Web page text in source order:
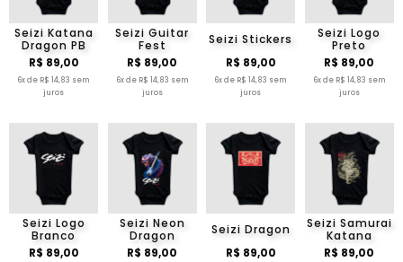
Seizi Katana
Dragon PB
R$ 89,00
6x de R$ 14,83 sem
juros
Seizi Guitar
Fest
R$ 89,00
6x de R$ 14,83 sem
juros
Seizi Stickers
R$ 89,00
6x de R$ 14,83 sem
juros
Seizi Logo
Preto
R$ 89,00
6x de R$ 14,83 sem
juros
Seizi Logo
Branco
R$ 89,00
Seizi Neon
Dragon
R$ 89,00
Seizi Dragon
R$ 89,00
Seizi Samurai
Katana
R$ 89,00